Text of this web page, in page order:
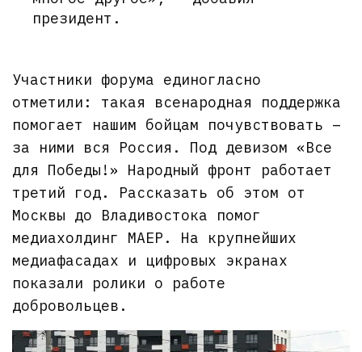
президент.
Участники форума единогласно
отметили: такая всенародная поддержка
помогает нашим бойцам почувствовать –
за ними вся Россия. Под девизом «Все
для Победы!» Народный фронт работает
третий год. Рассказать об этом от
Москвы до Владивостока помог
медиахолдинг МАЕР. На крупнейших
медиафасадах и цифровых экранах
показали ролики о работе
добровольцев.